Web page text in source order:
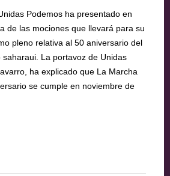
Podemos ha presentado en
de las mociones que llevará para su
pleno relativa al 50 aniversario del
La portavoz de Unidas
ha explicado que La Marcha
se cumple en noviembre de